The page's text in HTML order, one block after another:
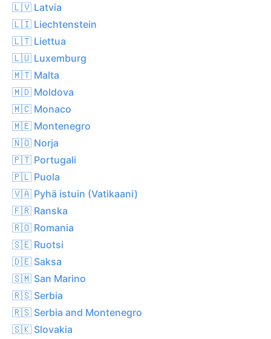
🇱🇻 Latvia
🇱🇮 Liechtenstein
🇱🇹 Liettua
🇱🇺 Luxemburg
🇲🇹 Malta
🇲🇩 Moldova
🇲🇨 Monaco
🇲🇪 Montenegro
🇳🇴 Norja
🇵🇹 Portugali
🇵🇱 Puola
🇻🇦 Pyhä istuin (Vatikaani)
🇫🇷 Ranska
🇷🇴 Romania
🇸🇪 Ruotsi
🇩🇪 Saksa
🇸🇲 San Marino
🇷🇸 Serbia
🇷🇸 Serbia and Montenegro
🇸🇰 Slovakia